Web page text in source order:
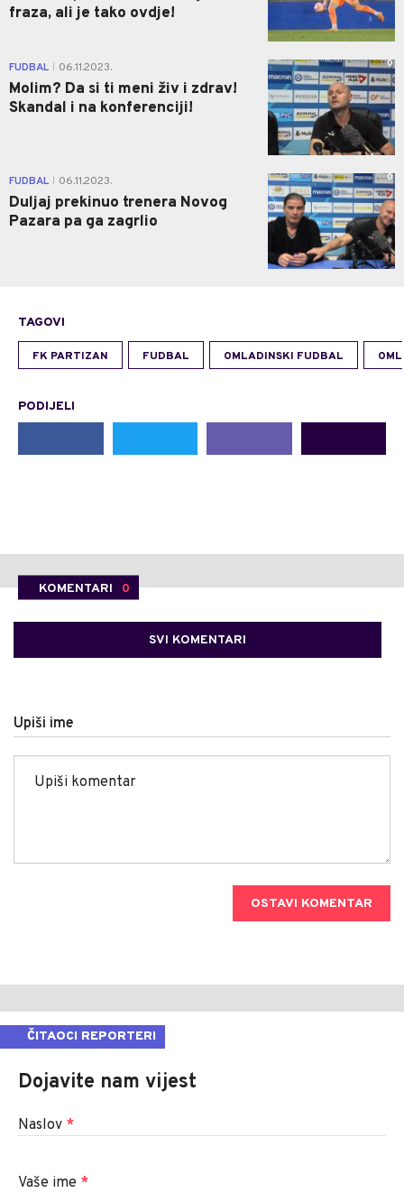
fraza, ali je tako ovdje!
FUDBAL 06.11.2023.
Molim? Da si ti meni živ i zdrav!
Skandal i na konferenciji!
0
FUDBAL 06.11.2023.
Duljaj prekinuo trenera Novog
Pazara pa ga zagrlio
0
TAGOVI
FK PARTIZAN FUDBAL OMLADINSKI FUDBAL
PODIJELI
KOMENTARI 0
SVI KOMENTARI
Upiši ime
OSTAVI KOMENTAR
ČITAOCI REPORTERI
Dojavite nam vijest
Naslov *
Vaše ime *